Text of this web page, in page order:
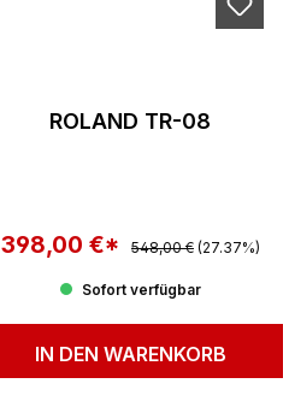
ROLAND TR-08
Verkaufspreis:
398,00 €* Regulärer Preis:
548,00 € (27.37%)
Sofort verfügbar
IN DEN WARENKORB